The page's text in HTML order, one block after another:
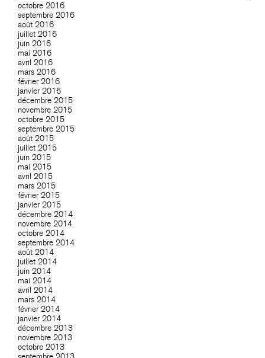
octobre 2016
septembre 2016
août 2016
juillet 2016
juin 2016
mai 2016
avril 2016
mars 2016
février 2016
janvier 2016
décembre 2015
novembre 2015
octobre 2015
septembre 2015
août 2015
juillet 2015
juin 2015
mai 2015
avril 2015
mars 2015
février 2015
janvier 2015
décembre 2014
novembre 2014
octobre 2014
septembre 2014
août 2014
juillet 2014
juin 2014
mai 2014
avril 2014
mars 2014
février 2014
janvier 2014
décembre 2013
novembre 2013
octobre 2013